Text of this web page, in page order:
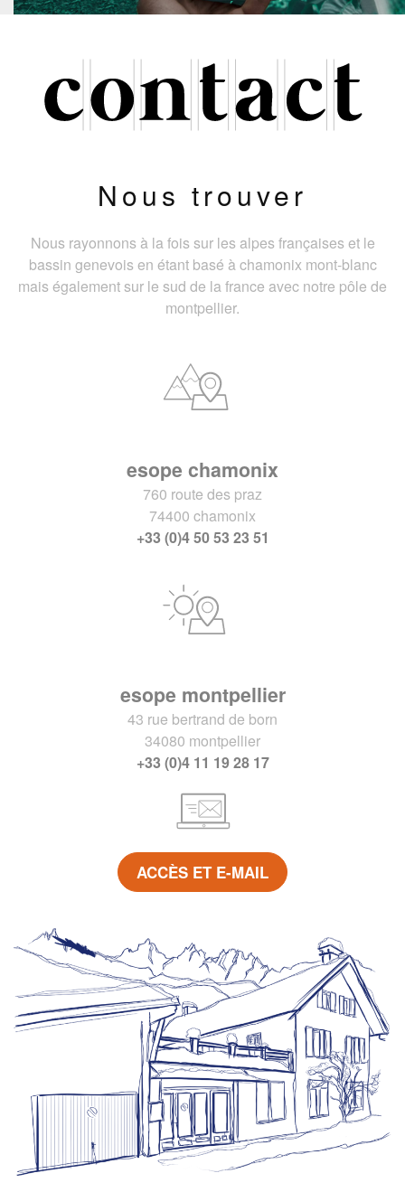
Nous trouver
Nous rayonnons à la fois sur les alpes françaises et le
bassin genevois en étant basé à chamonix mont-blanc
mais également sur le sud de la france avec notre pôle de
montpellier.
esope chamonix
760 route des praz
74400 chamonix
+33 (0)4 50 53 23 51
esope montpellier
43 rue bertrand de born
34080 montpellier
+33 (0)4 11 19 28 17
ACCÈS ET E-MAIL